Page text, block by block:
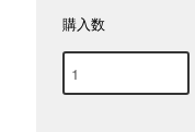
購入数